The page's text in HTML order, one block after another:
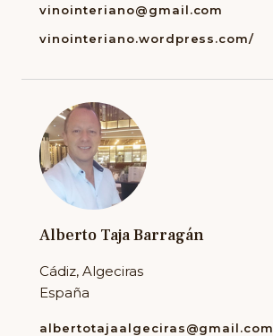
vinointeriano@gmail.com
vinointeriano.wordpress.com/
Alberto Taja Barragán
Cádiz, Algeciras
España
albertotajaalgeciras@gmail.com